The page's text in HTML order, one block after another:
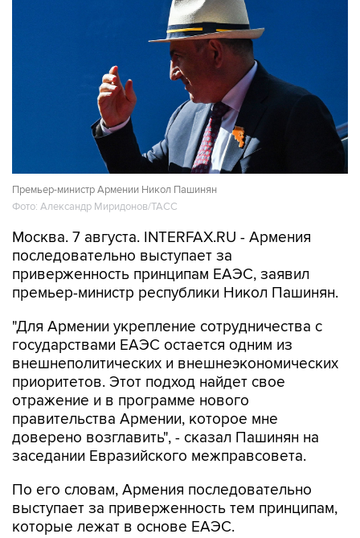
Премьер-министр Армении Никол Пашинян
Фото: Александр Миридонов/ТАСС
Москва. 7 августа. INTERFAX.RU - Армения
последовательно выступает за
приверженность принципам ЕАЭС, заявил
премьер-министр республики Никол Пашинян.
"Для Армении укрепление сотрудничества с
государствами ЕАЭС остается одним из
внешнеполитических и внешнеэкономических
приоритетов. Этот подход найдет свое
отражение и в программе нового
правительства Армении, которое мне
доверено возглавить", - сказал Пашинян на
заседании Евразийского межправсовета.
По его словам, Армения последовательно
выступает за приверженность тем принципам,
которые лежат в основе ЕАЭС.